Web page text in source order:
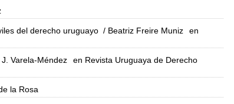
del derecho uruguayo / Beatriz Freire Muniz
en
Varela-Méndez
en Revista Uruguaya de Derecho
la Rosa